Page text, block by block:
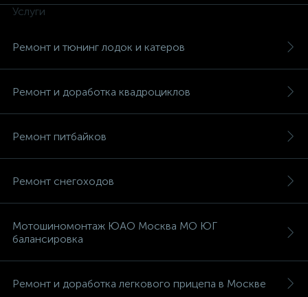
Услуги
Ремонт и тюнинг лодок и катеров
Ремонт и доработка квадроциклов
Ремонт питбайков
Ремонт снегоходов
Мотошиномонтаж ЮАО Москва МО ЮГ
балансировка
Ремонт и доработка легкового прицепа в Москве